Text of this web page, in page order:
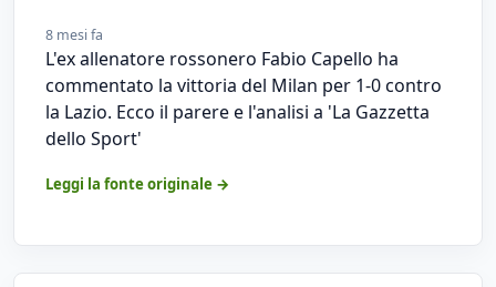
8 mesi fa
L'ex allenatore rossonero Fabio Capello ha
commentato la vittoria del Milan per 1-0 contro
la Lazio. Ecco il parere e l'analisi a 'La Gazzetta
dello Sport'
Leggi la fonte originale →